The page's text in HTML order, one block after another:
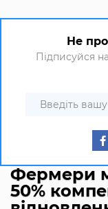
Не
Підписуйся
Фермери
50%